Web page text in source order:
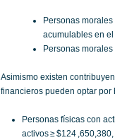
Personas
acumulables en el
Personas
Asimismo existen
financieros pueden optar por
Personas físicas con
activos ≥ $124